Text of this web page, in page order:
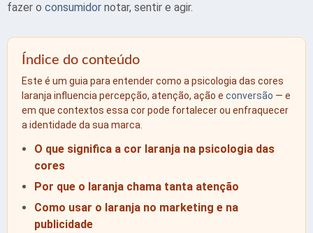
fazer o consumidor notar, sentir e agir.
Índice do conteúdo
Este é um guia para entender como a psicologia das cores
laranja influencia percepção, atenção, ação e conversão — e
em que contextos essa cor pode fortalecer ou enfraquecer
a identidade da sua marca.
O que significa a cor laranja na psicologia das
cores
Por que o laranja chama tanta atenção
Como usar o laranja no marketing e na
publicidade